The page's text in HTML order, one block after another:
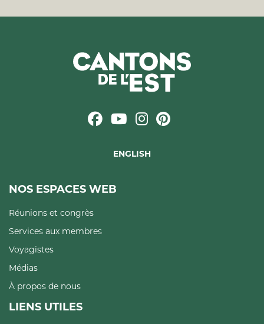
ENGLISH
NOS ESPACES WEB
Réunions et congrès
Services aux membres
Voyagistes
Médias
À propos de nous
LIENS UTILES